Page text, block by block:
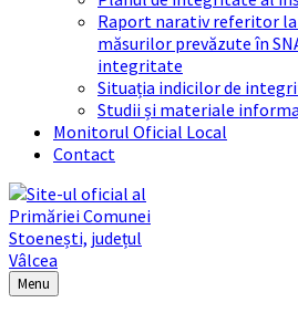
Raport narativ referitor
măsurilor prevăzute în
integritate
Situația indicilor de
Studii și materiale
Monitorul Oficial Local
Contact
Menu